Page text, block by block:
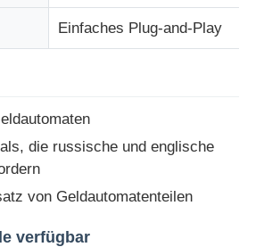
Einfaches Plug-and-Play
die russische und englische
von Geldautomatenteilen
verfügbar